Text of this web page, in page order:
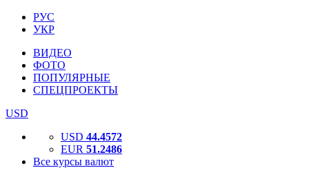
РУС
УКР
ВИДЕО
ФОТО
ПОПУЛЯРНЫЕ
СПЕЦПРОЕКТЫ
USD
USD 44.4572
EUR 51.2486
Все курсы валют